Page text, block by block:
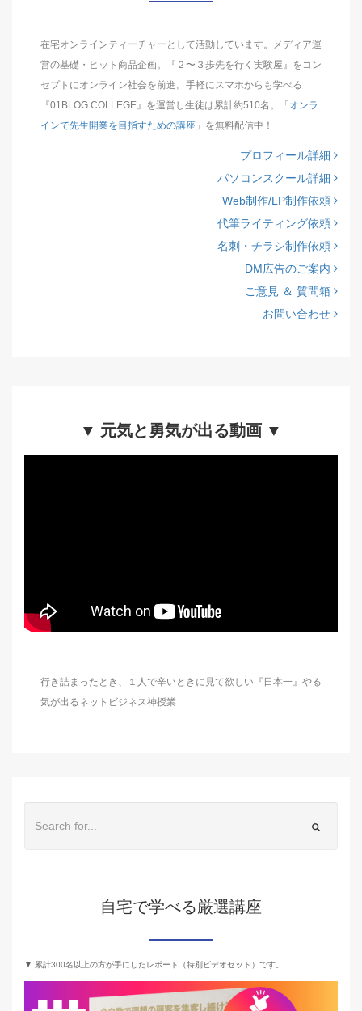
在宅オンラインティーチャーとして活動しています。メディア運
営の基礎・ヒット商品企画。『２〜３歩先を行く実験屋』をコン
セプトにオンライン社会を前進。手軽にスマホからも学べる
『01BLOG COLLEGE』を運営し生徒は累計約510名。「オンラ
インで先生開業を目指すための講座 」を無料配信中！
プロフィール詳細
パソコンスクール詳細
Web制作/LP制作依頼
代筆ライティング依頼
名刺・チラシ制作依頼
DM広告のご案内
ご意見 ＆ 質問箱
お問い合わせ
▼ 元気と勇気が出る動画 ▼
行き詰まったとき、１人で辛いときに見て欲しい『日本一』やる
気が出るネットビジネス神授業
自宅で学べる厳選講座
▼ 累計300名以上の方が手にしたレポート（特別ビデオセット）です。